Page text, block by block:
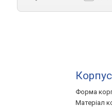
Форма
Матеріал